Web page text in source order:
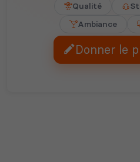
Qualité
Ambiance
Donner le